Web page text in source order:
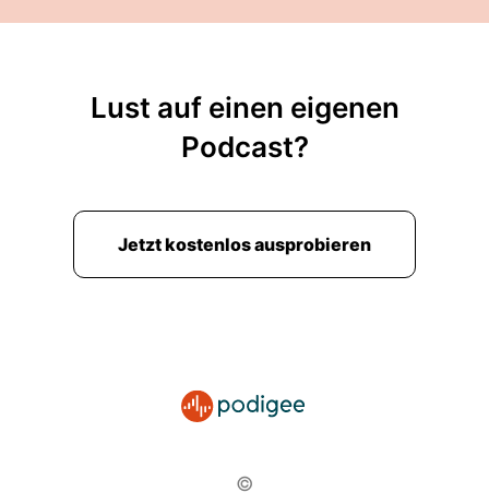
Lust auf einen eigenen
Podcast?
Jetzt kostenlos ausprobieren
©